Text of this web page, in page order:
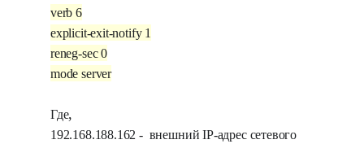
verb 6
explicit-exit-notify 1
reneg-sec 0
mode server
Где,
192.168.188.162 - внешний IP-адрес сетевого